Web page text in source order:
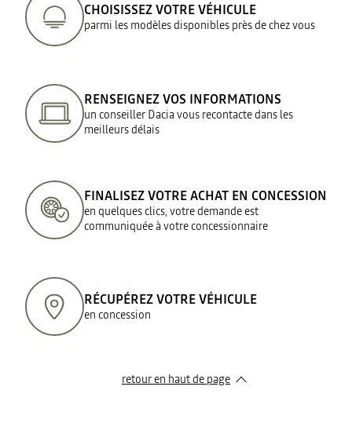
CHOISISSEZ VOTRE VÉHICULE
parmi les modèles disponibles près de chez vous
RENSEIGNEZ VOS INFORMATIONS
un conseiller Dacia vous recontacte dans les
meilleurs délais
FINALISEZ VOTRE ACHAT EN CONCESSION
en quelques clics, votre demande est
communiquée à votre concessionnaire
RÉCUPÉREZ VOTRE VÉHICULE
en concession
retour en haut de page​